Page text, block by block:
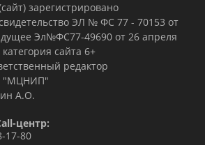
зарегистрировано
ЭЛ № ФС 77 - 70153 от
Эл№ФC77-49690 от 26 апреля
сайта 6+
редактор
"МЦНИП"
А.О.
центр:
17-80